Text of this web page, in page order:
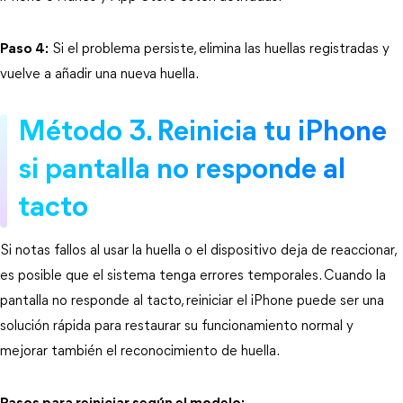
Paso 4: Si el problema persiste, elimina las huellas registradas y
vuelve a añadir una nueva huella.
Método 3. Reinicia tu iPhone
si pantalla no responde al
tacto
Si notas fallos al usar la huella o el dispositivo deja de reaccionar,
es posible que el sistema tenga errores temporales. Cuando la
pantalla no responde al tacto, reiniciar el iPhone puede ser una
solución rápida para restaurar su funcionamiento normal y
mejorar también el reconocimiento de huella.